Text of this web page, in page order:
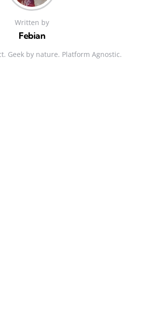
Written by
Febian
Geek by nature. Platform Agnostic.